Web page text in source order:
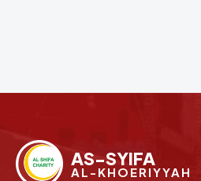
AS-SYIFA
AL-KHOERIYYAH